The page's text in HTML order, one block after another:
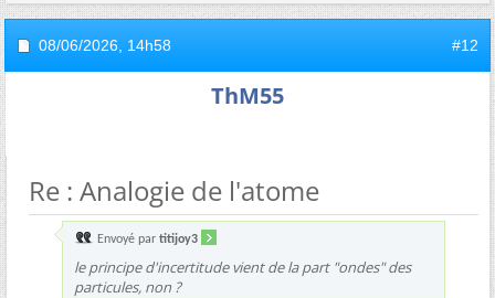
08/06/2026, 14h58 #12
ThM55
Re : Analogie de l'atome
Envoyé par titijoy3
le principe d'incertitude vient de la part "ondes" des
particules, non ?